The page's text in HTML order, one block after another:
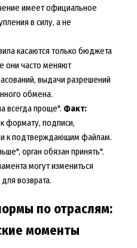
имеет официальное
в силу, а не
касаются только бюджета
они часто меняют
выдачи разрешений
обмена.
всегда проще". Факт:
формату, подписи,
к подтверждающим файлам.
орган обязан принять".
могут измениться
возврата.
по отраслям:
моменты